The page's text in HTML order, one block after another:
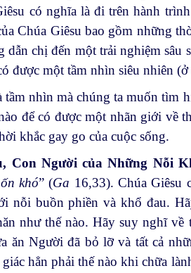
có nghĩa là đi trên hành
Chúa Giêsu bao gồm những
dẫn chị đến một trải nghiệm sâu
được một tầm nhìn siêu nhiên
nhìn mà chúng ta muốn tìm
để có được một nhãn giới về
khắc gay go của cuộc sống.
Con Người của Những Nỗi
khó” (Ga 16,33). Chúa
nỗi buồn phiền và khổ đau.
như thế nào. Hãy suy nghĩ về
ăn Người đã bỏ lỡ và tất cả
hẳn phải thế nào khi chữa